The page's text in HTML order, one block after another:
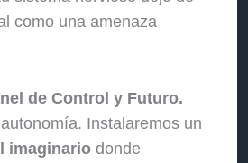
como una amenaza
de Control y Futuro.
Instalaremos un
imaginario donde